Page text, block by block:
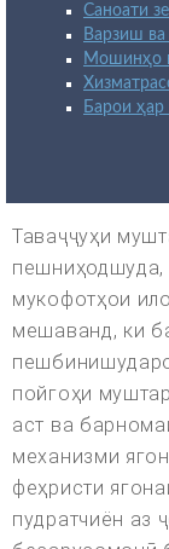
Саноати
Варзиш ва
Мошинҳо
Барои
Таваҷҷуҳи
пешниҳодшуда,
мукофотҳои
мешаванд, ки
пойгоҳи
аст ва
механизми
феҳристи
пудратчиён аз